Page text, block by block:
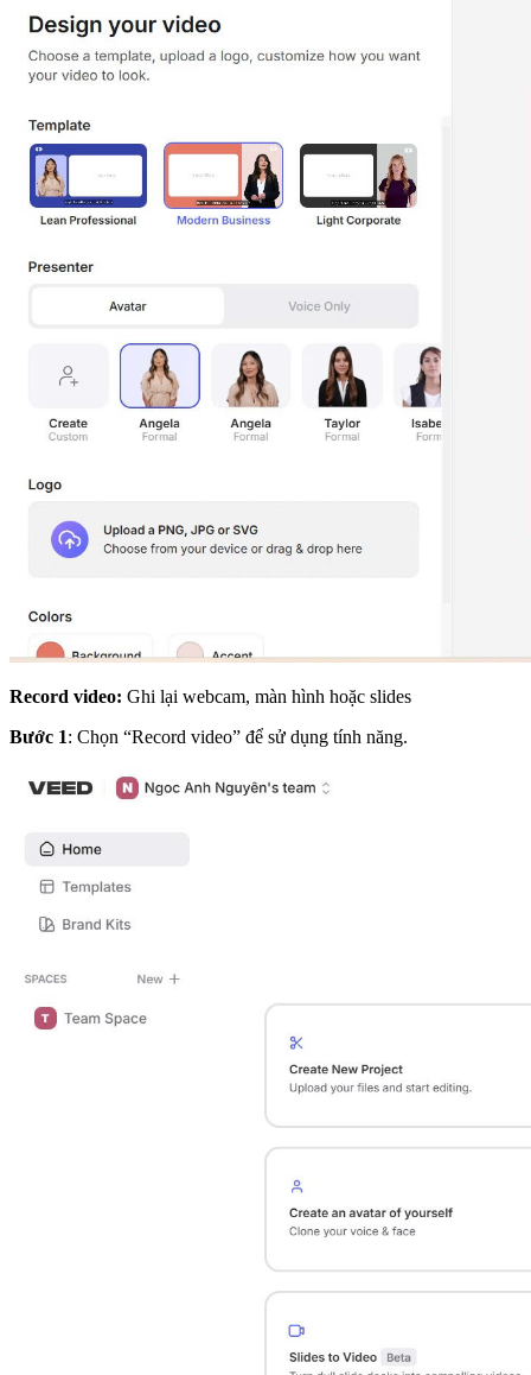
Record video: Ghi lại webcam, màn hình hoặc slides
Bước 1: Chọn “Record video” để sử dụng tính năng.